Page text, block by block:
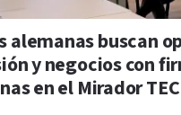
alemanas buscan
y negocios con
en el Mirador TEC